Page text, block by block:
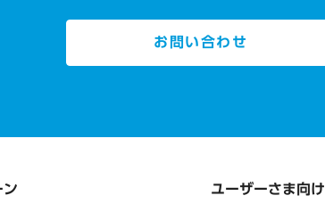
お問い合わせ
ン ユーザーさま向け